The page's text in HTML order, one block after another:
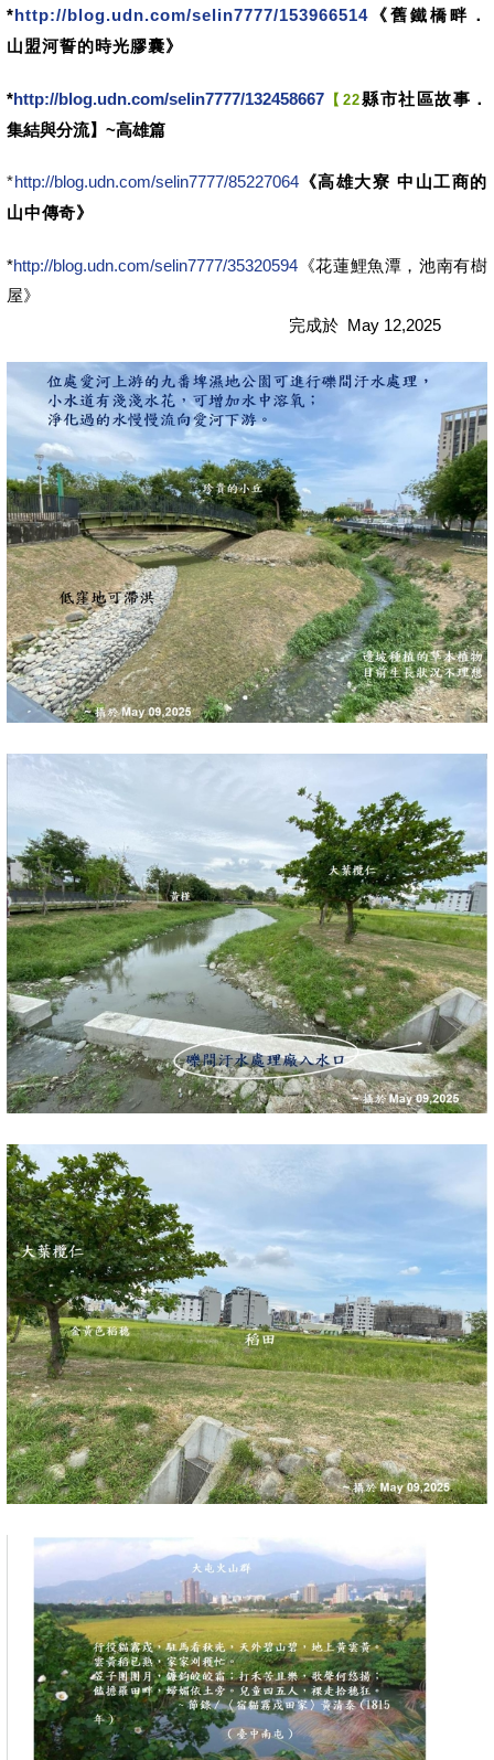
* http://blog.udn.com/selin7777/153966514 《舊鐵橋畔．
山盟河誓的時光膠囊》
*http://blog.udn.com/selin7777/132458667 【22縣市社區故事．
集結與分流】~高雄篇
*http://blog.udn.com/selin7777/85227064《高雄大寮 中山工商的
山中傳奇》
*http://blog.udn.com/selin7777/35320594 《花蓮鯉魚潭，池南有樹
屋》
完成於 May 12,2025